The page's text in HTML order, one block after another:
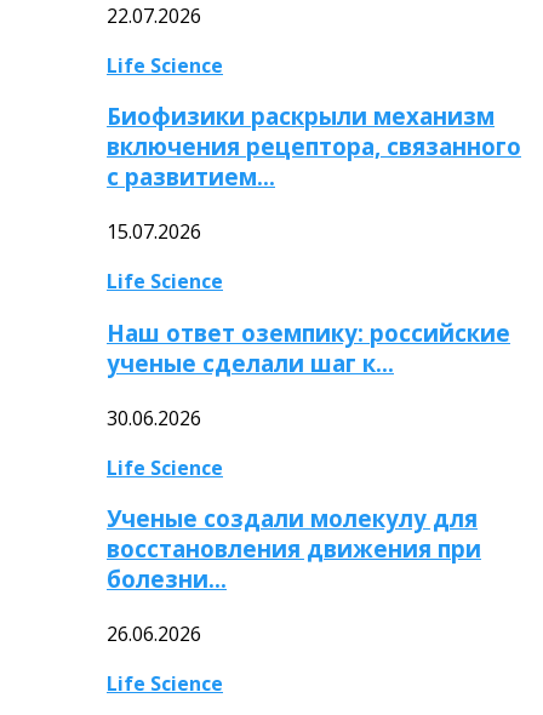
22.07.2026
Life Science
Биофизики раскрыли механизм
включения рецептора, связанного
с развитием…
15.07.2026
Life Science
Наш ответ оземпику: российские
ученые сделали шаг к…
30.06.2026
Life Science
Ученые создали молекулу для
восстановления движения при
болезни…
26.06.2026
Life Science